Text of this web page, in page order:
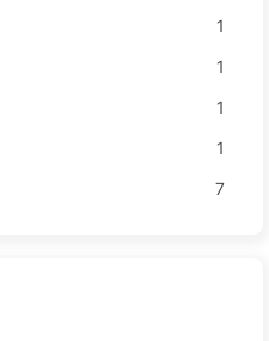
1
1
1
1
7